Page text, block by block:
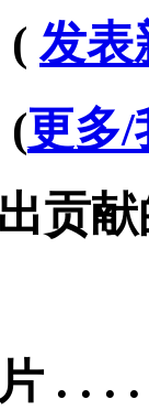
(发表
(更多/
贡献
. . . .